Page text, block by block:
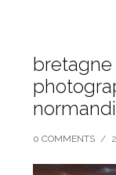
0 COMMENTS /